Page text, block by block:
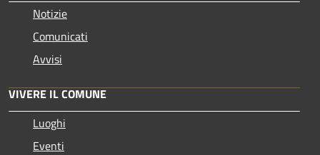
Notizie
Comunicati
Avvisi
VIVERE IL COMUNE
Luoghi
Eventi